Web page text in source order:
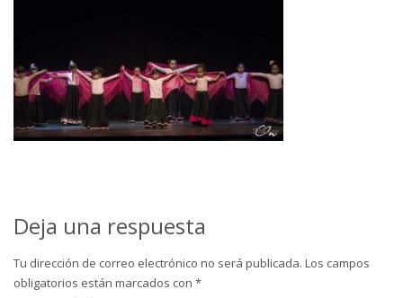
Deja una respuesta
Tu dirección de correo electrónico no será publicada. Los campos
obligatorios están marcados con *